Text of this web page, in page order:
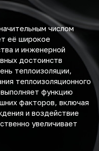
числом
её широкое
и инженерной
достоинств
теплоизоляции,
теплоизоляционного
функцию
факторов, включая
и воздействие
увеличивает